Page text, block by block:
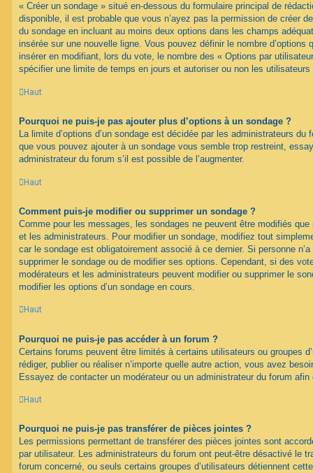
« Créer un sondage » situé en-dessous du formulaire principal de
disponible, il est probable que vous n’ayez pas la permission de créer
du sondage en incluant au moins deux options dans les champs
insérée sur une nouvelle ligne. Vous pouvez définir le nombre d’options
insérer en modifiant, lors du vote, le nombre des « Options par
spécifier une limite de temps en jours et autoriser ou non les
Haut
Pourquoi ne puis-je pas ajouter plus d’options à un sondage ?
La limite d’options d’un sondage est décidée par les administrateurs du
que vous pouvez ajouter à un sondage vous semble trop restreint,
administrateur du forum s’il est possible de l’augmenter.
Haut
Comment puis-je modifier ou supprimer un sondage ?
Comme pour les messages, les sondages ne peuvent être modifiés que
et les administrateurs. Pour modifier un sondage, modifiez tout
car le sondage est obligatoirement associé à ce dernier. Si personne
supprimer le sondage ou de modifier ses options. Cependant, si des
modérateurs et les administrateurs peuvent modifier ou supprimer le
modifier les options d’un sondage en cours.
Haut
Pourquoi ne puis-je pas accéder à un forum ?
Certains forums peuvent être limités à certains utilisateurs ou groupes
rédiger, publier ou réaliser n’importe quelle autre action, vous avez
Essayez de contacter un modérateur ou un administrateur du forum
Haut
Pourquoi ne puis-je pas transférer de pièces jointes ?
Les permissions permettant de transférer des pièces jointes sont
par utilisateur. Les administrateurs du forum ont peut-être désactivé le
forum concerné, ou seuls certains groupes d’utilisateurs détiennent